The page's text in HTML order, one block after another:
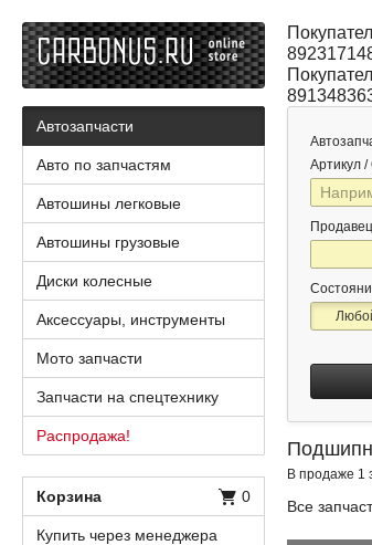
Артикул /
Продавец
В продаже 1
Все
Автозапчасти
Авто по запчастям
Автошины легковые
Автошины грузовые
Диски колесные
Аксессуары, инструменты
Мото запчасти
Запчасти на спецтехнику
Распродажа!
Корзина 0
Купить через менеджера